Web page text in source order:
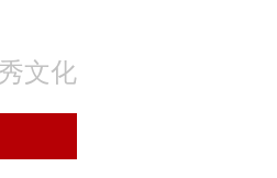
文化